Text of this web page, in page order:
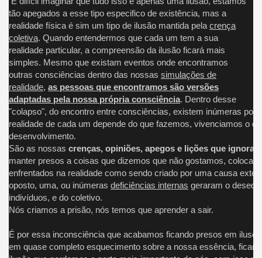
tão apegados a esse tipo especifico de existência, mas a
realidade física é sim um tipo de ilusão mantida pela crença
coletiva. Quando entendermos que cada um tem a sua
realidade particular, a compreensão da ilusão ficará mais
simples. Mesmo que existam eventos onde encontramos
outras consciências dentro das nossas simulações de
realidade, as pessoas que encontramos são versões
adaptadas pela nossa própria consciência. Dentro desse
"colapso", do encontro entre consciências, existem inúmeras
realidade de cada um depende do que fazemos, vivenciamos o
desenvolvimento.
São as nossas crenças, opiniões, apegos e lições que
manter presos a coisas que dizemos que não gostamos,
enfrentados na realidade como sendo criado por uma causa
oposto, uma, ou inúmeras deficiências internas geraram o
indivíduos, e do coletivo.
Nós criamos a prisão, nós temos que aprender a sair.
É por essa inconsciência que acabamos ficando presos em
em quase completo esquecimento sobre a nossa essência,